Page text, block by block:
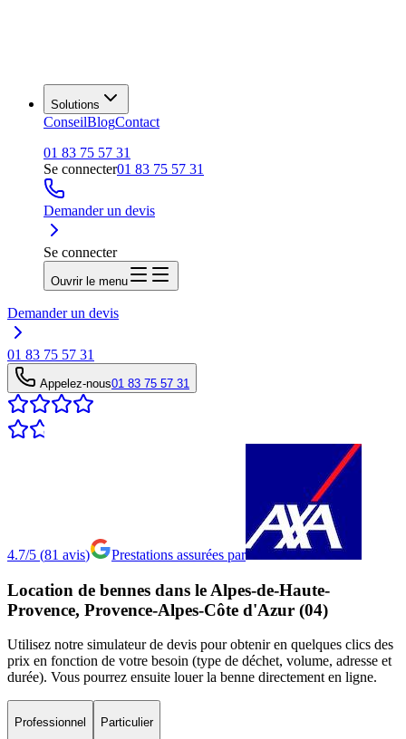
Solutions
ConseilBlogContact
01 83 75 57 31
Se connecter01 83 75 57 31
Demander un devis
Se connecter
Ouvrir le menu
Demander un devis
01 83 75 57 31
Appelez-nous01 83 75 57 31
4.7/5 (81 avis) Prestations assurées par
Location de bennes dans le Alpes-de-Haute-
Provence, Provence-Alpes-Côte d'Azur (04)
Utilisez notre simulateur de devis pour obtenir en quelques clics des
prix en fonction de votre besoin (type de déchet, volume, adresse et
durée). Vous pourrez ensuite louer la benne directement en ligne.
Professionnel Particulier